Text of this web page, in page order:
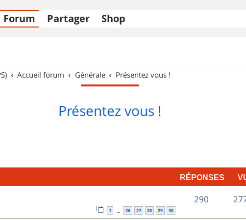
Forum Partager Shop
Accueil forum Générale Présentez vous !
Présentez vous !
RÉPONSES
1 … 26 27 28 29 30
290R
é